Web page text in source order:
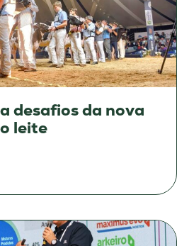
desafios da nova
leite